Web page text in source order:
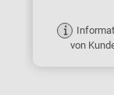
von